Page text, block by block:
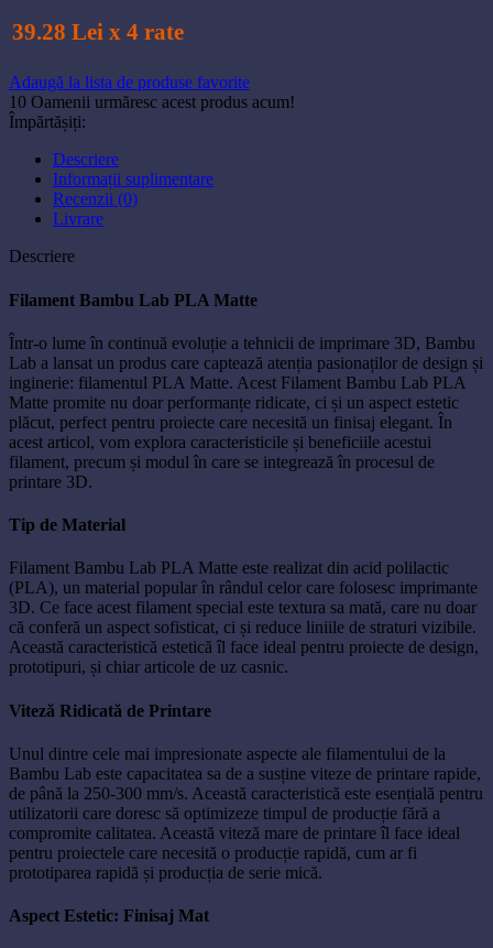
39.28 Lei x 4 rate
Adaugă la lista de produse favorite
10 Oamenii urmăresc acest produs acum!
Împărtășiți:
Descriere
Informații suplimentare
Recenzii (0)
Livrare
Descriere
Filament Bambu Lab PLA Matte
Într-o lume în continuă evoluție a tehnicii de imprimare 3D, Bambu
Lab a lansat un produs care captează atenția pasionaților de design și
inginerie: filamentul PLA Matte. Acest Filament Bambu Lab PLA
Matte promite nu doar performanțe ridicate, ci și un aspect estetic
plăcut, perfect pentru proiecte care necesită un finisaj elegant. În
acest articol, vom explora caracteristicile și beneficiile acestui
filament, precum și modul în care se integrează în procesul de
printare 3D.
Tip de Material
Filament Bambu Lab PLA Matte este realizat din acid polilactic
(PLA), un material popular în rândul celor care folosesc imprimante
3D. Ce face acest filament special este textura sa mată, care nu doar
că conferă un aspect sofisticat, ci și reduce liniile de straturi vizibile.
Această caracteristică estetică îl face ideal pentru proiecte de design,
prototipuri, și chiar articole de uz casnic.
Viteză Ridicată de Printare
Unul dintre cele mai impresionate aspecte ale filamentului de la
Bambu Lab este capacitatea sa de a susține viteze de printare rapide,
de până la 250-300 mm/s. Această caracteristică este esențială pentru
utilizatorii care doresc să optimizeze timpul de producție fără a
compromite calitatea. Această viteză mare de printare îl face ideal
pentru proiectele care necesită o producție rapidă, cum ar fi
prototiparea rapidă și producția de serie mică.
Aspect Estetic: Finisaj Mat